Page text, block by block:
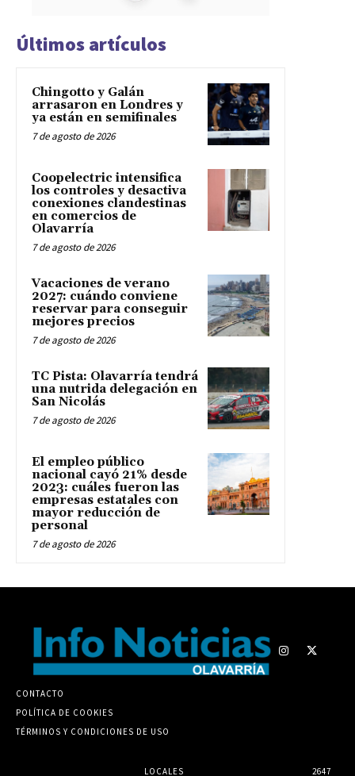
Últimos artículos
Chingotto y Galán
arrasaron en Londres y
ya están en semifinales
7 de agosto de 2026
Coopelectric intensifica
los controles y desactiva
conexiones clandestinas
en comercios de
Olavarría
7 de agosto de 2026
Vacaciones de verano
2027: cuándo conviene
reservar para conseguir
mejores precios
7 de agosto de 2026
TC Pista: Olavarría tendrá
una nutrida delegación en
San Nicolás
7 de agosto de 2026
El empleo público
nacional cayó 21% desde
2023: cuáles fueron las
empresas estatales con
mayor reducción de
personal
7 de agosto de 2026
CONTACTO
POLÍTICA DE COOKIES
TÉRMINOS Y CONDICIONES DE USO
LOCALES 2647